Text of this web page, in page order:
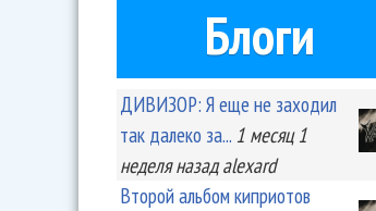
Блоги
ДИВИЗОР: Я еще не заходил
так далеко за... 1 месяц 1
неделяназад alexard
Второй альбом киприотов